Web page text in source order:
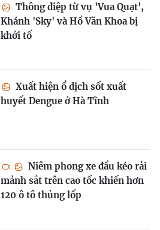
Thông điệp từ vụ 'Vua Quạt',
Khánh 'Sky' và Hồ Văn Khoa bị
khởi tố
Xuất hiện ổ dịch sốt xuất
huyết Dengue ở Hà Tĩnh
Niêm phong xe đầu kéo rải
mảnh sắt trên cao tốc khiến hơn
120 ô tô thủng lốp